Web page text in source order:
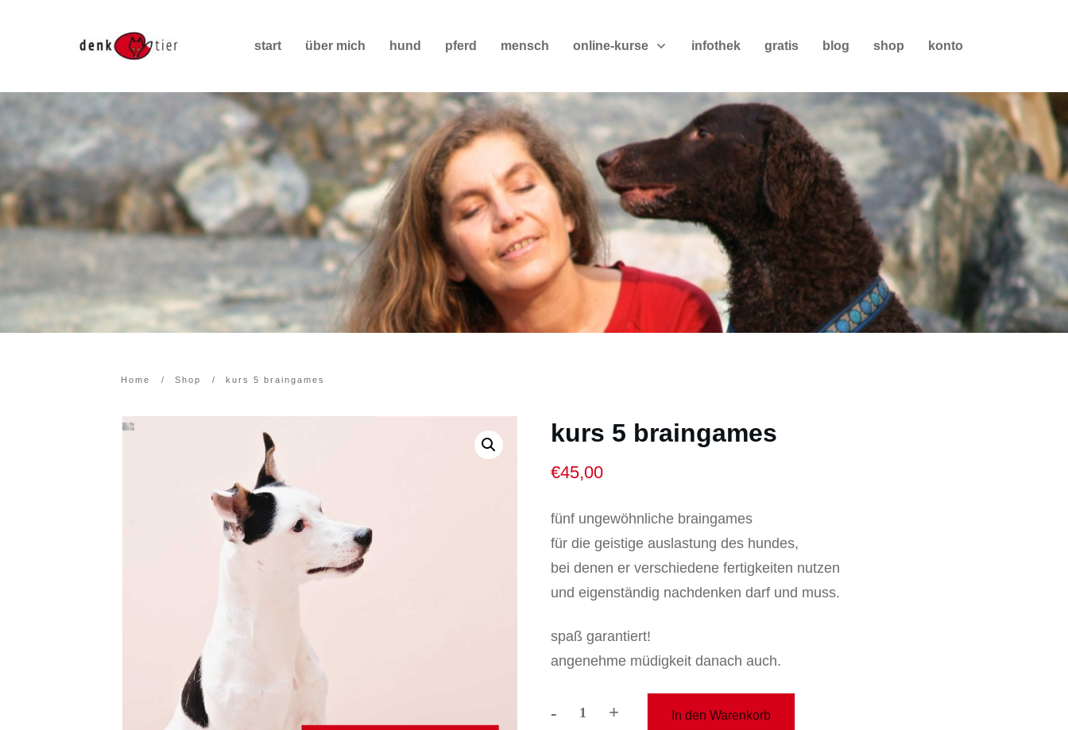
start über mich hund pferd mensch online-kurse infothek gratis blog shop konto
Home / Shop / kurs 5 braingames
kurs 5 braingames
€45,00
fünf ungewöhnliche braingames
für die geistige auslastung des hundes,
bei denen er verschiedene fertigkeiten nutzen
und eigenständig nachdenken darf und muss.
spaß garantiert!
angenehme müdigkeit danach auch.
- + In den Warenkorb